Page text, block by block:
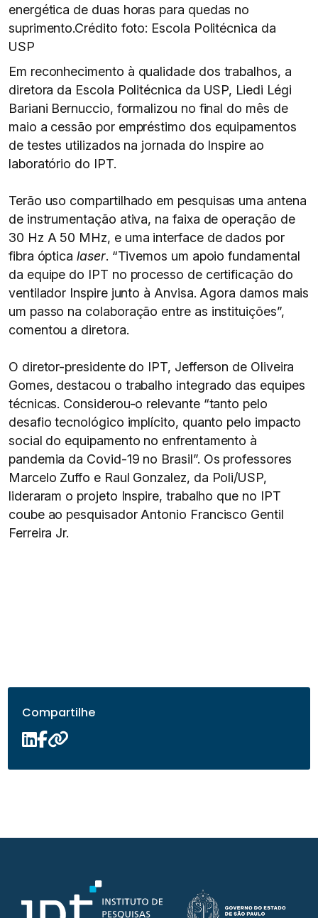
energética de duas horas para quedas no
suprimento.Crédito foto: Escola Politécnica da
USP
Em reconhecimento à qualidade dos trabalhos, a
diretora da Escola Politécnica da USP, Liedi Légi
Bariani Bernuccio, formalizou no final do mês de
maio a cessão por empréstimo dos equipamentos
de testes utilizados na jornada do Inspire ao
laboratório do IPT.
Terão uso compartilhado em pesquisas uma antena
de instrumentação ativa, na faixa de operação de
30 Hz A 50 MHz, e uma interface de dados por
fibra ópticalaser. “Tivemos um apoio fundamental
da equipe do IPT no processo de certificação do
ventilador Inspire junto à Anvisa. Agora damos mais
um passo na colaboração entre as instituições”,
comentou a diretora.
O diretor-presidente do IPT, Jefferson de Oliveira
Gomes, destacou o trabalho integrado das equipes
técnicas. Considerou-o relevante “tanto pelo
desafio tecnológico implícito, quanto pelo impacto
social do equipamento no enfrentamento à
pandemia da Covid-19 no Brasil”. Os professores
Marcelo Zuffo e Raul Gonzalez, da Poli/USP,
lideraram o projeto Inspire, trabalho que no IPT
coube ao pesquisador Antonio Francisco Gentil
Ferreira Jr.
Compartilhe